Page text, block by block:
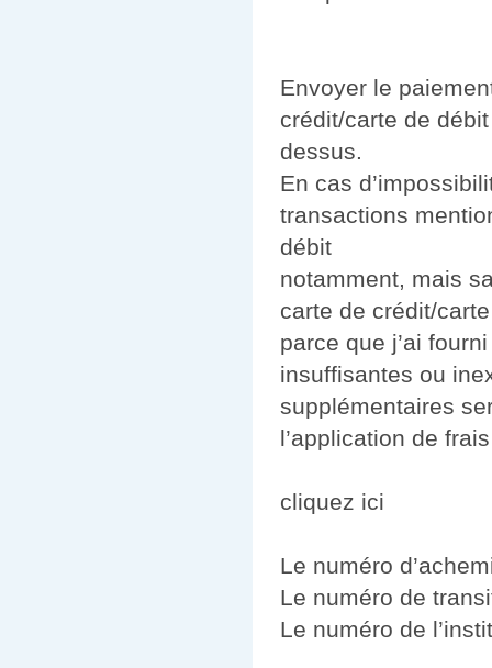
Envoyer le
crédit/carte de
dessus.
En cas
transactions
débit
notamment, mais
carte de crédit/
parce que j’ai
insuffisantes ou
supplémentaires
l’application de
cliquez ici
Le numéro
Le numéro de
Le numéro de